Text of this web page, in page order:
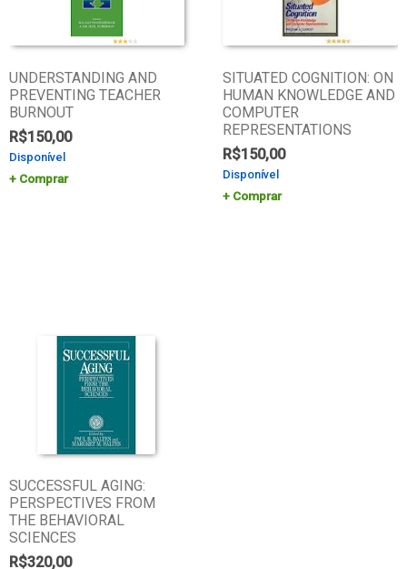
UNDERSTANDING AND
PREVENTING TEACHER
BURNOUT
R$150,00
Disponível
Comprar
SITUATED COGNITION: ON
HUMAN KNOWLEDGE AND
COMPUTER
REPRESENTATIONS
R$150,00
Disponível
Comprar
SUCCESSFUL AGING:
PERSPECTIVES FROM
THE BEHAVIORAL
SCIENCES
R$320,00